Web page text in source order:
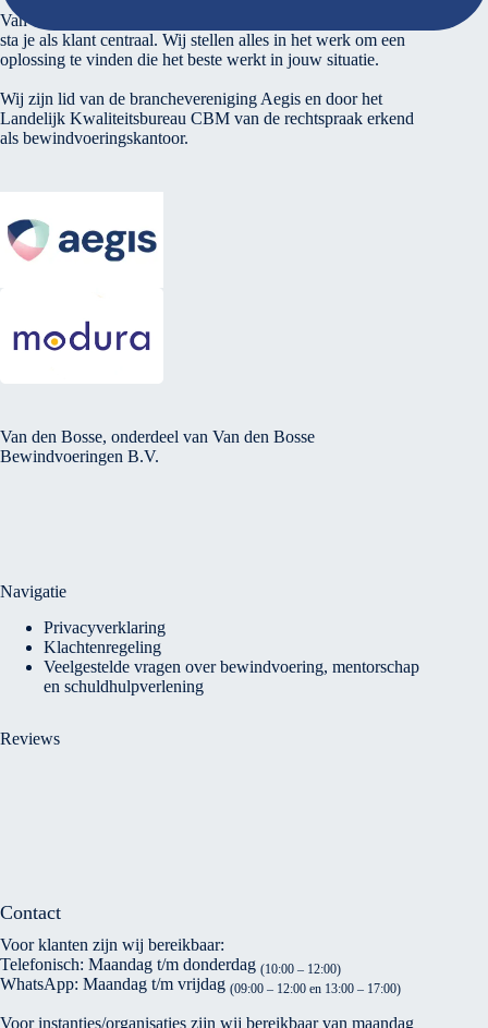
Van den Bosse voert verantwoord financieel beheer. Bij ons
sta je als klant centraal. Wij stellen alles in het werk om een
oplossing te vinden die het beste werkt in jouw situatie.
Wij zijn lid van de branchevereniging Aegis en door het
Landelijk Kwaliteitsbureau CBM van de rechtspraak erkend
als bewindvoeringskantoor.
Van den Bosse, onderdeel van Van den Bosse
Bewindvoeringen B.V.
Navigatie
Privacyverklaring
Klachtenregeling
Veelgestelde vragen over bewindvoering, mentorschap
en schuldhulpverlening
Reviews
Contact
Voor klanten zijn wij bereikbaar:
Telefonisch: Maandag t/m donderdag (10:00 – 12:00)
WhatsApp: Maandag t/m vrijdag (09:00 – 12:00 en 13:00 – 17:00)
Voor instanties/organisaties zijn wij bereikbaar van maandag